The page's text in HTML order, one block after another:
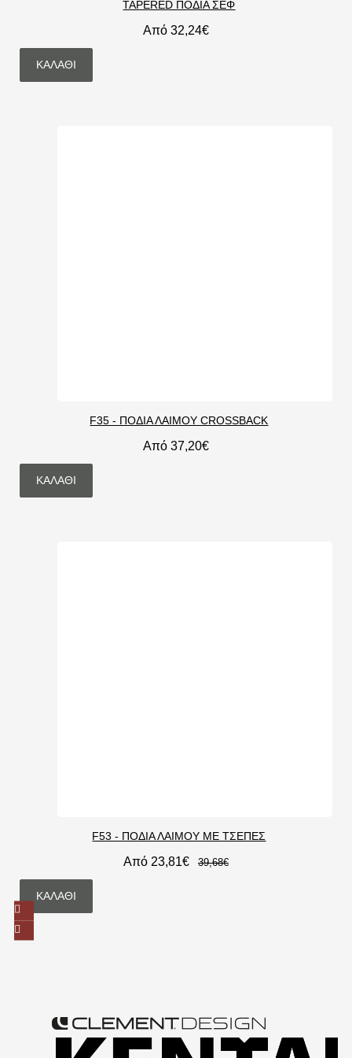
TAPERED ΠΟΔΙΑ ΣΕΦ
Από 32,24€
ΚΑΛΆΘΙ
F35 - ΠΟΔΙΑ ΛΑΙΜΟΥ CROSSBACK
Από 37,20€
ΚΑΛΆΘΙ
F53 - ΠΟΔΙΑ ΛΑΙΜΟΥ ΜΕ ΤΣΕΠΕΣ
Από 23,81€ 39,68€
ΚΑΛΆΘΙ